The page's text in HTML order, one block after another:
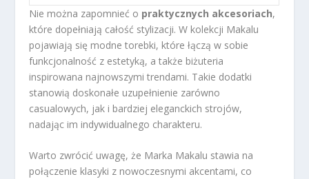
Nie można zapomnieć o praktycznych akcesoriach,
które dopełniają całość stylizacji. W kolekcji Makalu
pojawiają się modne torebki, które łączą w sobie
funkcjonalność z estetyką, a także biżuteria
inspirowana najnowszymi trendami. Takie dodatki
stanowią doskonałe uzupełnienie zarówno
casualowych, jak i bardziej eleganckich strojów,
nadając im indywidualnego charakteru.
Warto zwrócić uwagę, że Marka Makalu stawia na
połączenie klasyki z nowoczesnymi akcentami, co